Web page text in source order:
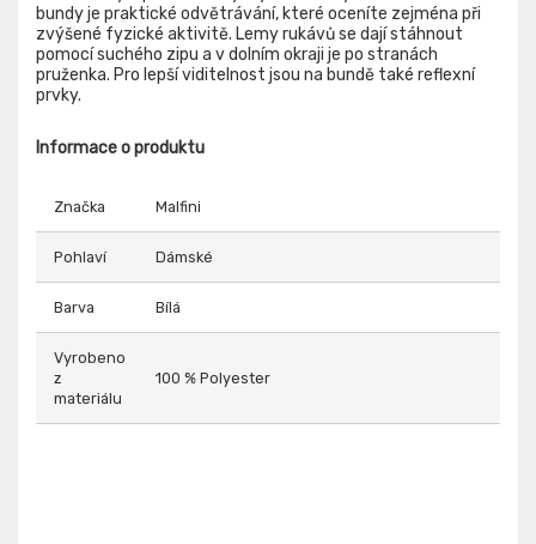
bundy je praktické odvětrávání, které oceníte zejména při
zvýšené fyzické aktivitě. Lemy rukávů se dají stáhnout
pomocí suchého zipu a v dolním okraji je po stranách
pruženka. Pro lepší viditelnost jsou na bundě také reflexní
prvky.
Informace o produktu
Značka Malfini
Pohlaví Dámské
Barva Bílá
Vyrobeno
z
materiálu
100 % Polyester